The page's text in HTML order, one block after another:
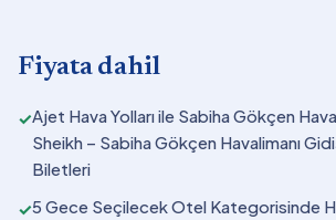
Fiyata dahil
✓Ajet Hava Yolları ile Sabiha Gökçen
Sheikh – Sabiha Gökçen Havalimanı
Biletleri
✓5 Gece Seçilecek Otel Kategorisinde